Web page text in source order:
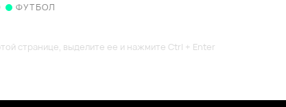
ФУТБОЛ
странице, выделите ее и нажмите Ctrl + Enter